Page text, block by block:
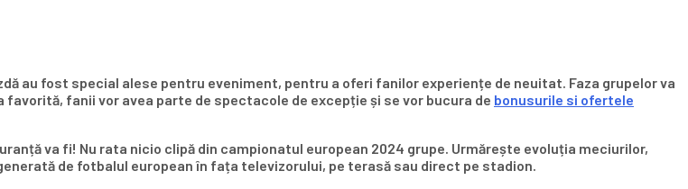
au fost special alese pentru eveniment, pentru a oferi fanilor experiențe de neuitat. Faza grupelor va
fanii vor avea parte de spectacole de excepție și se vor bucura de bonusurile si ofertele
va fi! Nu rata nicio clipă din campionatul european 2024 grupe. Urmărește evoluția meciurilor,
de fotbalul european în fața televizorului, pe terasă sau direct pe stadion.